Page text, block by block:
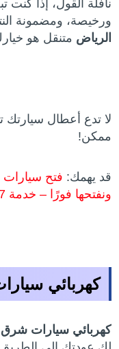
نافلة القول، إذا
ورخيصة، ومضمونة
الرياض متنقل هو
لا تدع أعطال
ممكن!
قد يهمك: فتح سيارات
ونفتحها فورًا – خدمة 24/7 طول الأسبوع
كهربائي
كهربائي سيارات شرق